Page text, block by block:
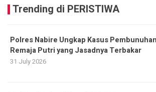
Trending di PERISTIWA
Polres Nabire Ungkap Kasus Pembunuhan
Remaja Putri yang Jasadnya Terbakar
31 July 2026